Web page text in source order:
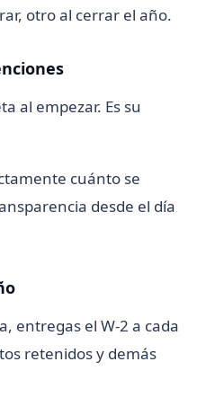
otro al cerrar el año.
al empezar. Es su
cuánto se
desde el día
entregas el W-2 a cada
retenidos y demás